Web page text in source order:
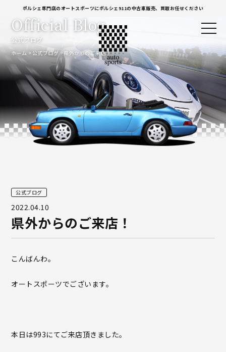
ポルシェ専門店のオートスポーツにポルシェ911の中古車販売、買取お任せください
公式ブログ
Official Blog
ホーム 公式ブログ 県外からのご来店！
公式ブログ
2022.04.10
県外からのご来店！
こんばんわ。
オートスポーツでございます。
本日は993にてご来店頂きました。